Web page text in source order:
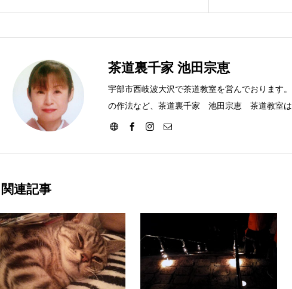
茶道裏千家 池田宗恵
宇部市西岐波大沢で茶道教室を営んでおります
の作法など、茶道裏千家 池田宗恵 茶道教室は
す。
関連記事